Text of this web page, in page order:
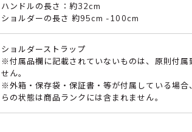
ハンドルの長さ：約32cm
ショルダーの長さ 約95cm -100cm
ショルダーストラップ
※付属品欄に記載されていないものは、原則付属
せん。
※外箱・保存袋・保証書・等が付属している場合
らの状態は商品ランクには含まれません。